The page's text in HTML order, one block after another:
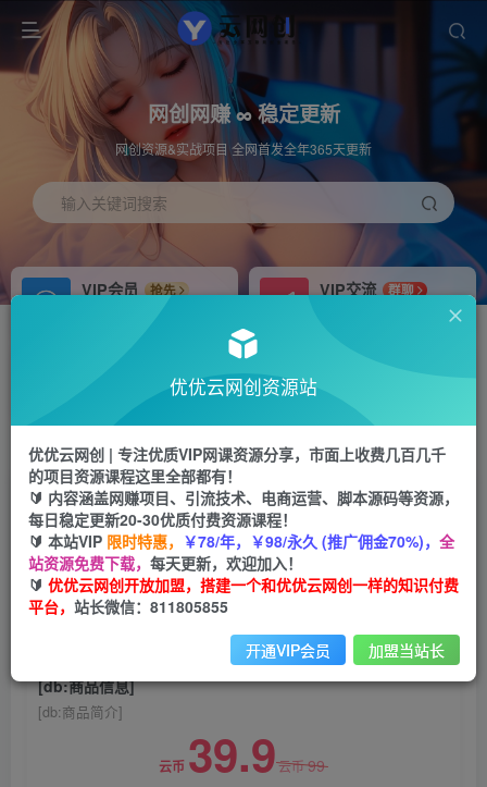
网创网赚 ∞ 稳定更新
网创资源&实战项目 全网首发全年365天更新
输入关键词搜索
VIP会员
抢先
免费下载全站资源
VIP交流
群聊
研究探讨更多创业项目路子。
站长V：hu91275
推荐
首页 中创网 正文
（12020期）从0-1学习小红书 聚光平台信息流投
放，保姆级入门教程（12节课）
优优云网创
2年前发布
关注 私信
[db:商品信息]
[db:商品简介]
云币 39.9云币99
已售 52
优优云网创资源站
优优云网创 | 专注优质VIP网课资源分享，市面上收费几百几千
的项目资源课程这里全部都有！
🔰 内容涵盖网赚项目、引流技术、电商运营、脚本源码等资源，
每日稳定更新20-30优质付费资源课程！
🔰 本站VIP 限时特惠， ￥78/年，￥98/永久 (推广佣金70%)， 全
站资源免费下载， 每天更新，欢迎加入！
🔰 优优云网创开放加盟，搭建一个和优优云网创一样的知识付费
平台， 站长微信：811805855
开通VIP会员 加盟当站长